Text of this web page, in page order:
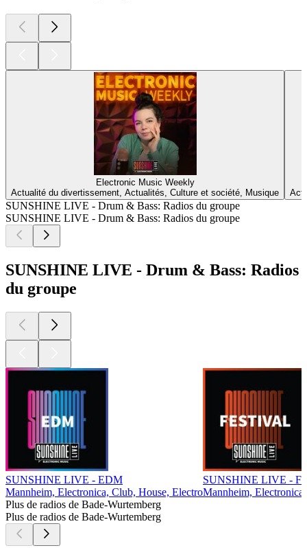
Electronic Music Weekly
Actualité du divertissement, Actualités, Culture et société, Musique
SUNSHINE LIVE - Drum & Bass: Radios du groupe
SUNSHINE LIVE - Drum & Bass: Radios du groupe
SUNSHINE LIVE - Drum & Bass: Radios
du groupe
SUNSHINE LIVE - EDM
Mannheim, Electronica, Club, House, Electro
SUNSHINE LIVE -
Mannheim,
Plus de radios de Bade-Wurtemberg
Plus de radios de Bade-Wurtemberg